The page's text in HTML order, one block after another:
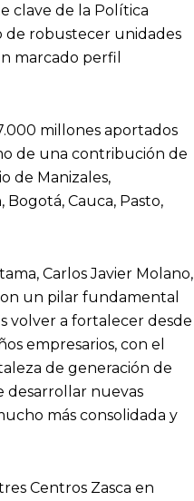
clave de la Política
de robustecer unidades
marcado perfil
millones aportados
de una contribución de
de Manizales,
Cauca, Pasto,
Carlos Javier Molano,
un pilar fundamental
volver a fortalecer desde
empresarios, con el
de generación de
desarrollar nuevas
más consolidada y
Centros Zasca en